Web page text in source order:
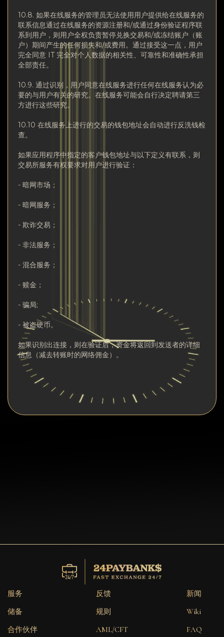
10.8. 如果在线服务的管理员无法使用用户提供给在线服务的
联系信息通过在线服务的资源注册和/或通过身份验证程序联
系到用户，则用户全权负责暂停兑换交易和/或冻结账户（账
户）期间产生的任何损失和/或费用。通过接受这一点，用户
完全同意 IT 完全对个人数据的相关性、可靠性和准确性承担
全部责任。
10.9. 通过识别，用户同意在线服务进行任何在线服务认为必
要的与用户有关的研究。在线服务可能会自行决定聘请第三
方进行这些研究。
10.10 在线服务上进行的交易的钱包地址会自动进行反洗钱检
查。
如果应用程序中指定的客户钱包地址与以下定义有联系，则
交易所服务有权要求对用户进行验证：
- 暗网市场；
- 暗网服务；
- 欺诈交易；
- 非法服务；
- 混合服务；
- 赎金；
- 骗局;
- 被盗硬币。
如果识别出连接，则在验证后，资金将返回到发送者的详细
信息（减去转账时的网络佣金）。
服务
储备
合作伙伴
反馈
规则
AML/CFT
新闻
Wiki
FAQ